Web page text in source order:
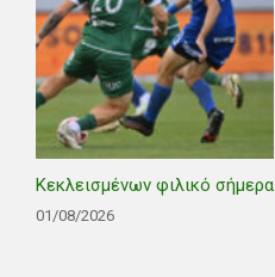
Κεκλεισμένων φιλικό σήμερα
01/08/2026